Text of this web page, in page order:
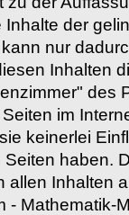
der
nur
Inhalten
des
im
keinerlei
haben.
allen Inhalten
- Mathematik-